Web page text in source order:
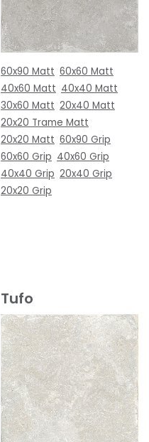
60x90 Matt 60x60 Matt
40x60 Matt 40x40 Matt
30x60 Matt 20x40 Matt
20x20 Trame Matt
20x20 Matt 60x90 Grip
60x60 Grip 40x60 Grip
40x40 Grip 20x40 Grip
20x20 Grip
Tufo